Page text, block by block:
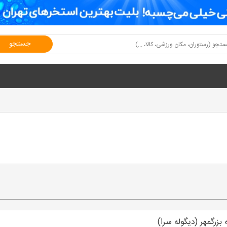
جستجو
(دیگوله سرا)